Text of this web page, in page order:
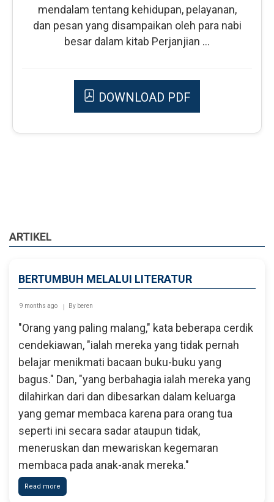
mendalam tentang kehidupan, pelayanan,
dan pesan yang disampaikan oleh para nabi
besar dalam kitab Perjanjian ...
DOWNLOAD PDF
ARTIKEL
BERTUMBUH MELALUI LITERATUR
9 months ago By beren
"Orang yang paling malang," kata beberapa cerdik
cendekiawan, "ialah mereka yang tidak pernah
belajar menikmati bacaan buku-buku yang
bagus." Dan, "yang berbahagia ialah mereka yang
dilahirkan dari dan dibesarkan dalam keluarga
yang gemar membaca karena para orang tua
seperti ini secara sadar ataupun tidak,
meneruskan dan mewariskan kegemaran
membaca pada anak-anak mereka."
Read more
Bertumbuh